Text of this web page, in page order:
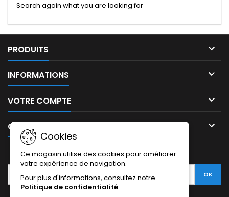
Search again what you are looking for
PRODUITS 
INFORMATIONS 
VOTRE COMPTE 
CONTACT 
Cookies
Ce magasin utilise des cookies pour améliorer
votre expérience de navigation.
Pour plus d'informations, consultez notre
Politique de confidentialité.
LETTRE D'INFORMATIONS